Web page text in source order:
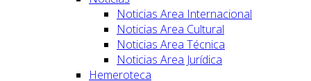
Noticias Area Internacional
Noticias Area Cultural
Noticias Area Técnica
Noticias Area Jurídica
Hemeroteca